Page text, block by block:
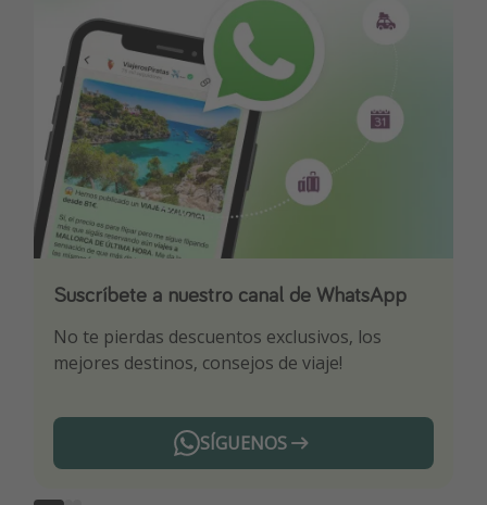
Suscríbete a nuestro canal de WhatsApp
No te pierdas descuentos exclusivos, los
mejores destinos, consejos de viaje!
SÍGUENOS
Descarga nuestra app
Sé el primero en reservar nuestros chollazos
¡Suscríbete a nuestro canal de Telegram!
¡Recibe las mejores ofertas seleccionadas para
ti por nuestros expertos en viajes
Telegram